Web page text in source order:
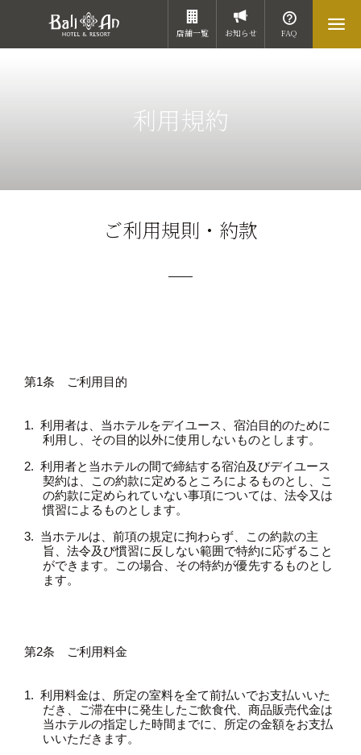
店舗一覧 お知らせ FAQ
利用規約
ご利用規則・約款
第1条 ご利用目的
利用者は、当ホテルをデイユース、宿泊目的のために
利用し、その目的以外に使用しないものとします。
利用者と当ホテルの間で締結する宿泊及びデイユース
契約は、この約款に定めるところによるものとし、こ
の約款に定められていない事項については、法令又は
慣習によるものとします。
当ホテルは、前項の規定に拘わらず、この約款の主
旨、法令及び慣習に反しない範囲で特約に応ずること
ができます。この場合、その特約が優先するものとし
ます。
第2条 ご利用料金
利用料金は、所定の室料を全て前払いでお支払いいた
だき、ご滞在中に発生したご飲食代、商品販売代金は
当ホテルの指定した時間までに、所定の金額をお支払
いいただきます。